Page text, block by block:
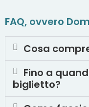
FAQ, ovvero
Cosa
Fino a
biglietto?